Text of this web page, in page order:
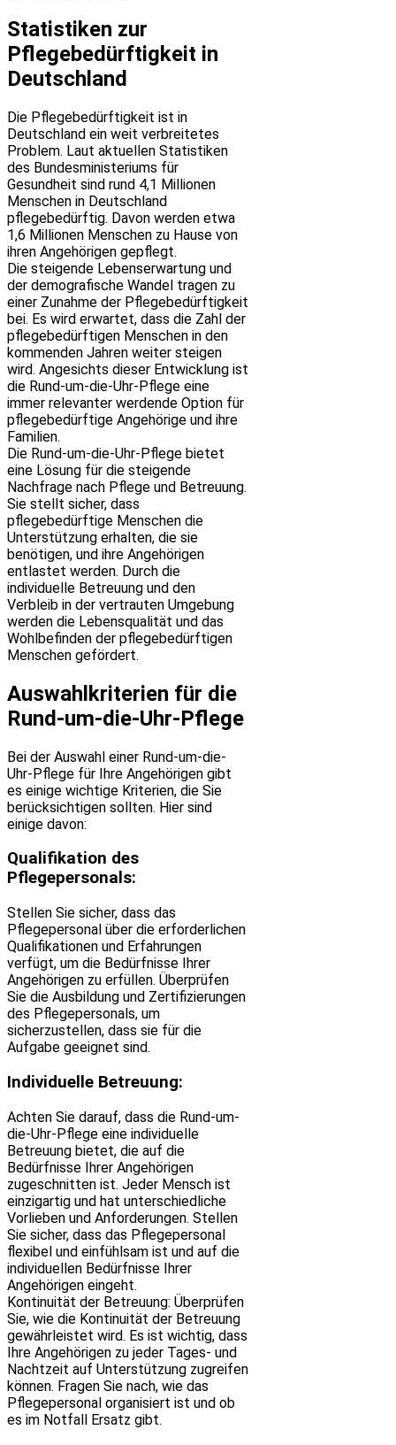
Statistiken zur
Pflegebedürftigkeit in
Deutschland
Die Pflegebedürftigkeit ist in
Deutschland ein weit verbreitetes
Problem. Laut aktuellen Statistiken
des Bundesministeriums für
Gesundheit sind rund 4,1 Millionen
Menschen in Deutschland
pflegebedürftig. Davon werden etwa
1,6 Millionen Menschen zu Hause von
ihren Angehörigen gepflegt.
Die steigende Lebenserwartung und
der demografische Wandel tragen zu
einer Zunahme der Pflegebedürftigkeit
bei. Es wird erwartet, dass die Zahl der
pflegebedürftigen Menschen in den
kommenden Jahren weiter steigen
wird. Angesichts dieser Entwicklung ist
die Rund-um-die-Uhr-Pflege eine
immer relevanter werdende Option für
pflegebedürftige Angehörige und ihre
Familien.
Die Rund-um-die-Uhr-Pflege bietet
eine Lösung für die steigende
Nachfrage nach Pflege und Betreuung.
Sie stellt sicher, dass
pflegebedürftige Menschen die
Unterstützung erhalten, die sie
benötigen, und ihre Angehörigen
entlastet werden. Durch die
individuelle Betreuung und den
Verbleib in der vertrauten Umgebung
werden die Lebensqualität und das
Wohlbefinden der pflegebedürftigen
Menschen gefördert.
Auswahlkriterien für die
Rund-um-die-Uhr-Pflege
Bei der Auswahl einer Rund-um-die-
Uhr-Pflege für Ihre Angehörigen gibt
es einige wichtige Kriterien, die Sie
berücksichtigen sollten. Hier sind
einige davon:
Qualifikation des
Pflegepersonals:
Stellen Sie sicher, dass das
Pflegepersonal über die erforderlichen
Qualifikationen und Erfahrungen
verfügt, um die Bedürfnisse Ihrer
Angehörigen zu erfüllen. Überprüfen
Sie die Ausbildung und Zertifizierungen
des Pflegepersonals, um
sicherzustellen, dass sie für die
Aufgabe geeignet sind.
Individuelle Betreuung:
Achten Sie darauf, dass die Rund-um-
die-Uhr-Pflege eine individuelle
Betreuung bietet, die auf die
Bedürfnisse Ihrer Angehörigen
zugeschnitten ist. Jeder Mensch ist
einzigartig und hat unterschiedliche
Vorlieben und Anforderungen. Stellen
Sie sicher, dass das Pflegepersonal
flexibel und einfühlsam ist und auf die
individuellen Bedürfnisse Ihrer
Angehörigen eingeht.
Kontinuität der Betreuung: Überprüfen
Sie, wie die Kontinuität der Betreuung
gewährleistet wird. Es ist wichtig, dass
Ihre Angehörigen zu jeder Tages- und
Nachtzeit auf Unterstützung zugreifen
können. Fragen Sie nach, wie das
Pflegepersonal organisiert ist und ob
es im Notfall Ersatz gibt.